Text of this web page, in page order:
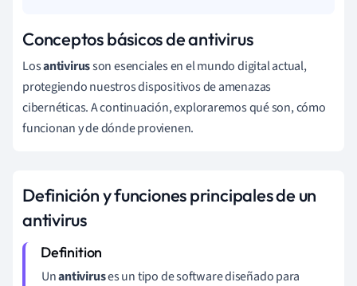
Conceptos básicos de antivirus
Losantivirusson esenciales en el mundo digital actual,
protegiendo nuestros dispositivos de amenazas
cibernéticas. A continuación, exploraremos qué son, cómo
funcionan y de dónde provienen.
Definición y funciones principales de un
antivirus
Unantiviruses un tipo de software diseñado para